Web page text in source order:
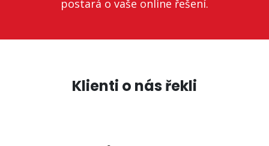
postará o vaše online řešení.
Klienti o nás řekli